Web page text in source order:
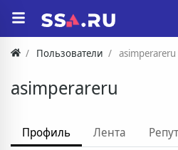
Пользователи asimperareru
asimperareru
Профиль Лента